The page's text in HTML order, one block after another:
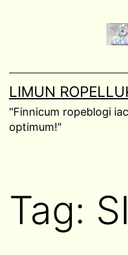
LIMUN
"Finnicum ropeblogi
optimum!"
Tag: